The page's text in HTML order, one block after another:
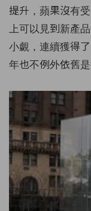
提升，蘋果沒有
上可以見到新產
小覷，連續獲得
年也不例外依舊是